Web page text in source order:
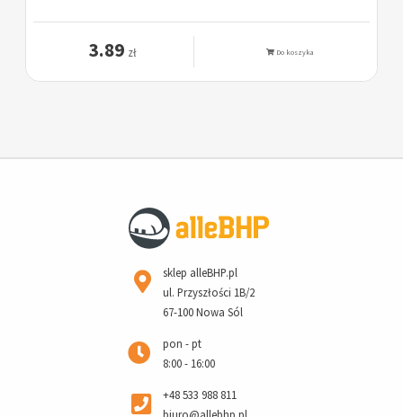
3.89 zł Do koszyka
sklep alleBHP.pl
ul. Przyszłości 1B/2
67-100 Nowa Sól
pon - pt
8:00 - 16:00
+48 533 988 811